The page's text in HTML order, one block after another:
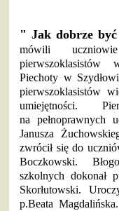
" Jak dobrze być
mówili
pierwszoklasistów
Piechoty w
pierwszoklasistów
umiejętności.
na pełnoprawnych
Janusza
zwrócił się do
Boczkowski.
szkolnych dokonał
Skorłutowski.
p.Beata